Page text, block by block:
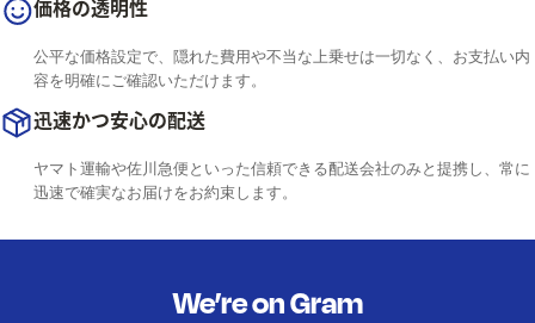
価格の透明性
公平な価格設定で、隠れた費用や不当な上乗せは一切なく、お支払い内
容を明確にご確認いただけます。
迅速かつ安心の配送
ヤマト運輸や佐川急便といった信頼できる配送会社のみと提携し、常に
迅速で確実なお届けをお約束します。
We’re on Gram